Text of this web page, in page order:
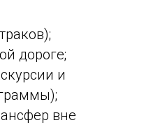
дороге;
и
вне